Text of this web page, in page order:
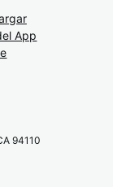
94110